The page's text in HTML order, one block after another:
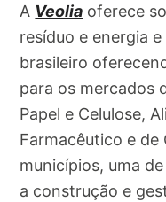
A Veolia oferece
resíduo e energia
brasileiro
para os mercados
Papel e Celulose,
Farmacêutico e de
municípios, uma
a construção e